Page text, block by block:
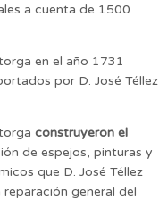
a cuenta de 1500
en el año 1731
por D. José Téllez
construyeron el
de espejos, pinturas y
que D. José Téllez
general del